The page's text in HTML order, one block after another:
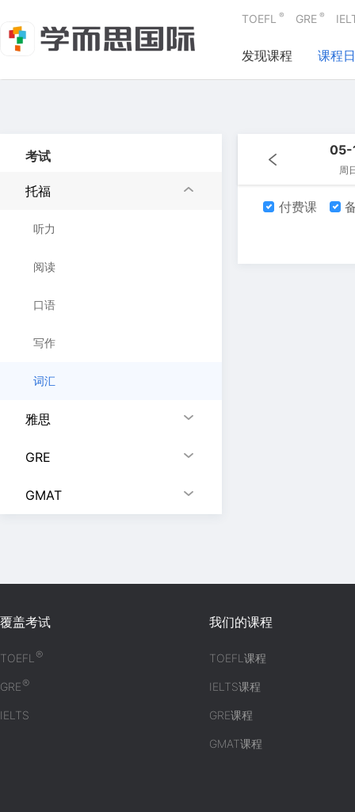
TOEFL ® GRE ®
发现课程 课程
考试
托福
听力
阅读
口语
写作
词汇
雅思
GRE
GMAT
05-
周
付费课
覆盖考试
TOEFL®
GRE®
IELTS
我们的课程
TOEFL课程
IELTS课程
GRE课程
GMAT课程